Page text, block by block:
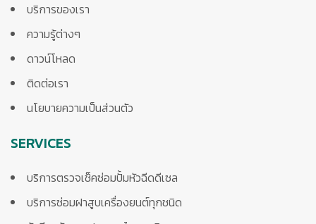
บริการของเรา
ความรู้ต่างๆ
ดาวน์โหลด
ติดต่อเรา
นโยบายความเป็นส่วนตัว
SERVICES
บริการตรวจเช็คซ่อมปั้มหัวฉีดดีเซล
บริการซ่อมฝาสูบเครื่องยนต์ทุกชนิด